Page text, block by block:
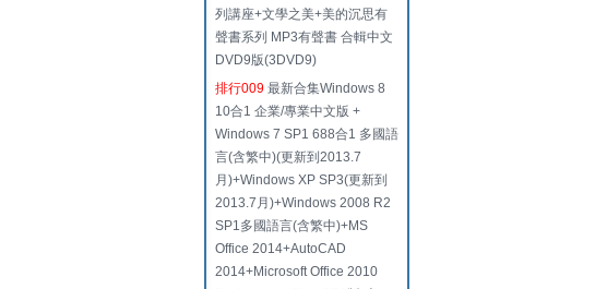
列講座+文學之美+美的沉思有
聲書系列 MP3有聲書 合輯中文
DVD9版(3DVD9)
排行009 最新合集Windows 8
10合1 企業/專業中文版 +
Windows 7 SP1 688合1 多國語
言(含繁中)(更新到2013.7
月)+Windows XP SP3(更新到
2013.7月)+Windows 2008 R2
SP1多國語言(含繁中)+MS
Office 2014+AutoCAD
2014+Microsoft Office 2010